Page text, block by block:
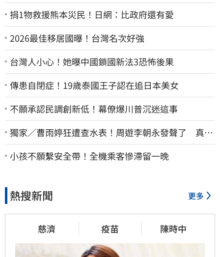
捐1物救援熊本災民！日網：比政府還有愛
2026最佳移居國曝！台灣名次好強
台灣人小心！她曝中國鎖國新法3恐怖後果
傳患自閉症！19歲泰國王子認在追日本美女
不願承認民調創新低！幕僚爆川普沉迷這事
獨家／曹雨婷狂遭查水表！周遊李朝永發聲了 真實
看法曝光
小孩不願繫安全帶！全機乘客慘滯留一晚
熱搜新聞 更多
慈濟 疫苗 陳時中